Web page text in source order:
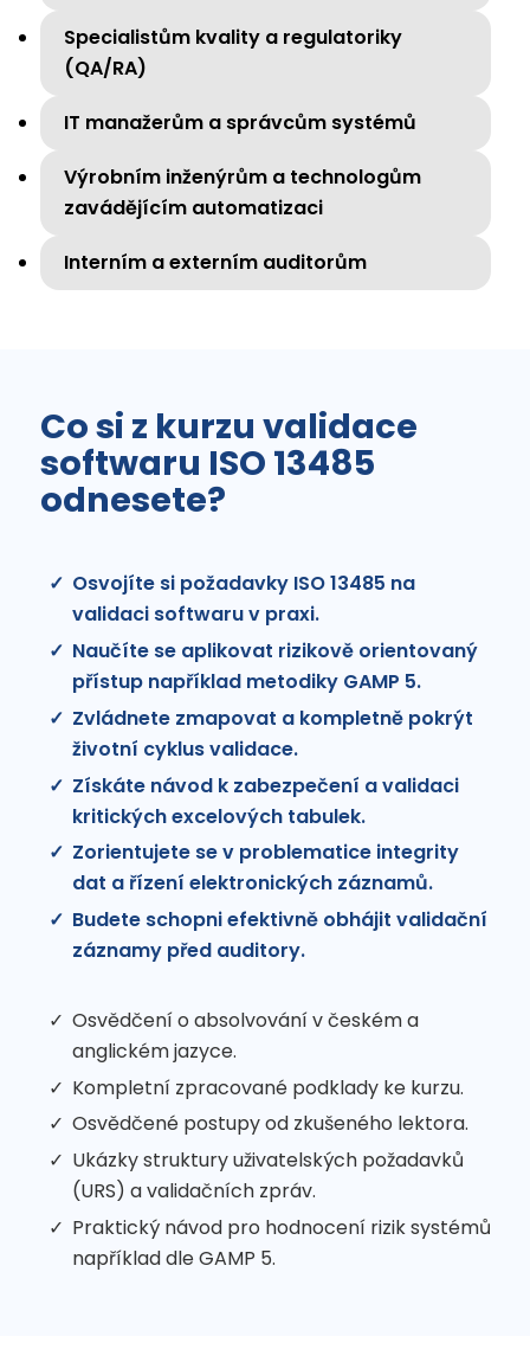
Specialistům kvality a regulatoriky
(QA/RA)
IT manažerům a správcům systémů
Výrobním inženýrům a technologům
zavádějícím automatizaci
Interním a externím auditorům
Co si z kurzu validace
softwaru ISO 13485
odnesete?
Osvojíte si požadavky ISO 13485 na
validaci softwaru v praxi.
Naučíte se aplikovat rizikově orientovaný
přístup například metodiky GAMP 5.
Zvládnete zmapovat a kompletně pokrýt
životní cyklus validace.
Získáte návod k zabezpečení a validaci
kritických excelových tabulek.
Zorientujete se v problematice integrity
dat a řízení elektronických záznamů.
Budete schopni efektivně obhájit validační
záznamy před auditory.
Osvědčení o absolvování v českém a
anglickém jazyce.
Kompletní zpracované podklady ke kurzu.
Osvědčené postupy od zkušeného lektora.
Ukázky struktury uživatelských požadavků
(URS) a validačních zpráv.
Praktický návod pro hodnocení rizik systémů
například dle GAMP 5.